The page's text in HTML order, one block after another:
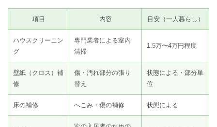
項目 内容 目安（一人暮らし）
ハウスクリーニン
グ
専門業者による室内
清掃
1.5万〜4万円程度
壁紙（クロス）補
修
傷・汚れ部分の張り
替え
状態による・部分単
位
床の補修 へこみ・傷の補修 状態による